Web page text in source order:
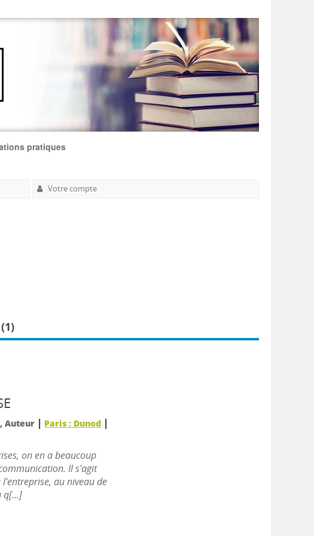
pratiques
Votre compte
, Auteur | Paris : Dunod |
on en a beaucoup
Il s'agit
au niveau de
q[...]